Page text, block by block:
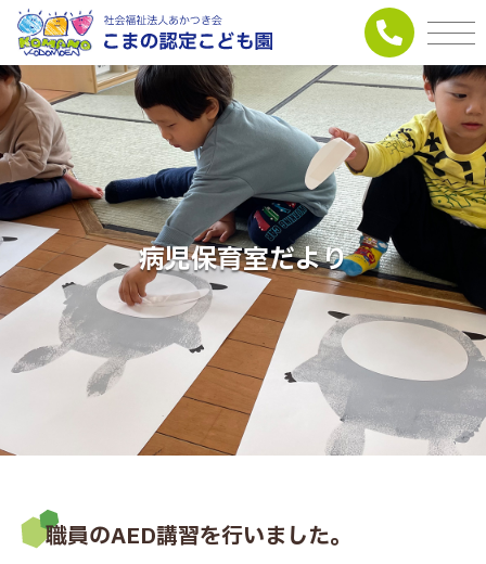
病児保育室だより
職員のAED講習を行いました。